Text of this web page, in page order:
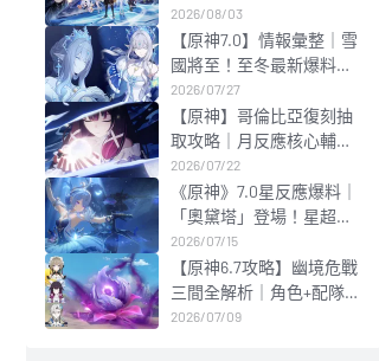
2026/08/03
【原神7.0】情報彙整｜雪
國將至！至冬最新爆料合
集
2026/07/27
【原神】哥倫比亞復刻抽
取攻略｜月反應核心輔
C！配隊與抽取建議
2026/07/22
《原神》7.0星反應爆料｜
「奧黛塔」登場！星超導/
星擴散雙體系核心副C
2026/07/15
【原神6.7攻略】幽境危戰
三間全解析｜角色+配隊攻
略
2026/07/09